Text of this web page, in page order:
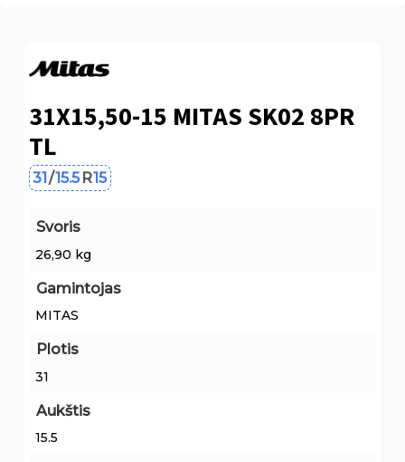
31X15,50-15 MITAS SK02 8PR
TL
31/15.5R15
Svoris
26,90 kg
Gamintojas
MITAS
Plotis
31
Aukštis
15.5